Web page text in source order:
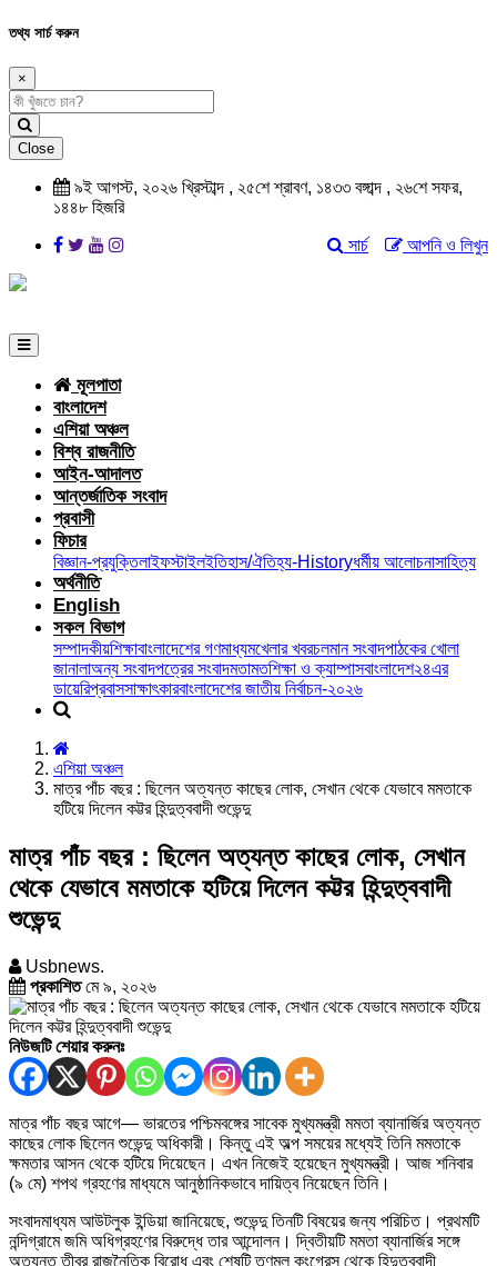
তথ্য সার্চ করুন
×
Close
৯ই আগস্ট, ২০২৬ খ্রিস্টাব্দ , ২৫শে শ্রাবণ, ১৪৩৩ বঙ্গাব্দ , ২৬শে সফর,
১৪৪৮ হিজরি
আপনি ও লিখুন
সার্চ
মূলপাতা
বাংলাদেশ
এশিয়া অঞ্চল
বিশ্ব রাজনীতি
আইন-আদালত
আন্তর্জাতিক সংবাদ
প্রবাসী
ফিচার
বিজ্ঞান-প্রযুক্তিলাইফস্টাইলইতিহাস/ঐতিহ্য-Historyধর্মীয় আলোচনাসাহিত্য
অর্থনীতি
English
সকল বিভাগ
সম্পাদকীয়শিক্ষাবাংলাদেশের গণমাধ্যমখেলার খবরচলমান সংবাদপাঠকের খোলা
জানালাঅন্য সংবাদপত্রের সংবাদমতামতশিক্ষা ও ক্যাম্পাসবাংলাদেশ২৪এর
ডায়েরিপ্রবাসসাক্ষাৎকারবাংলাদেশের জাতীয় নির্বাচন-২০২৬
এশিয়া অঞ্চল
মাত্র পাঁচ বছর : ছিলেন অত্যন্ত কাছের লোক, সেখান থেকে যেভাবে মমতাকে
হটিয়ে দিলেন কট্টর হিন্দুত্ববাদী শুভেন্দু
মাত্র পাঁচ বছর : ছিলেন অত্যন্ত কাছের লোক, সেখান
থেকে যেভাবে মমতাকে হটিয়ে দিলেন কট্টর হিন্দুত্ববাদী
শুভেন্দু
Usbnews.
প্রকাশিতমে ৯, ২০২৬
নিউজটি শেয়ার করুনঃ
মাত্র পাঁচ বছর আগে— ভারতের পশ্চিমবঙ্গের সাবেক মুখ্যমন্ত্রী মমতা ব্যানার্জির অত্যন্ত
কাছের লোক ছিলেন শুভেন্দু অধিকারী। কিন্তু এই অল্প সময়ের মধ্যেই তিনি মমতাকে
ক্ষমতার আসন থেকে হটিয়ে দিয়েছেন। এখন নিজেই হয়েছেন মুখ্যমন্ত্রী। আজ শনিবার
(৯ মে) শপথ গ্রহণের মাধ্যমে আনুষ্ঠানিকভাবে দায়িত্ব নিয়েছেন তিনি।
সংবাদমাধ্যম আউটলুক ইন্ডিয়া জানিয়েছে, শুভেন্দু তিনটি বিষয়ের জন্য পরিচিত। প্রথমটি
নন্দিগ্রামে জমি অধিগ্রহণের বিরুদ্ধে তার আন্দোলন। দ্বিতীয়টি মমতা ব্যানার্জির সঙ্গে
অত্যন্ত তীব্র রাজনৈতিক বিরোধ এবং শেষটি তৃণমূল কংগ্রেস থেকে হিন্দুত্ববাদী